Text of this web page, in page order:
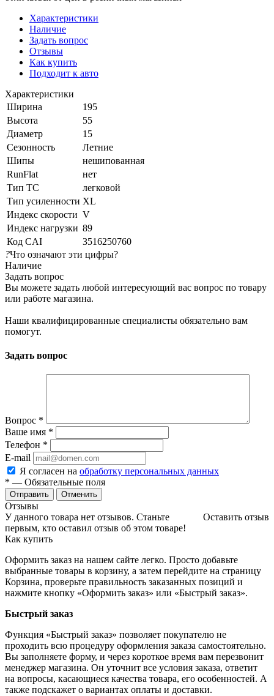
Характеристики
Наличие
Задать вопрос
Отзывы
Как купить
Подходит к авто
Характеристики
Ширина
195
Высота
55
Диаметр
15
Сезонность
Летние
Шипы
нешипованная
RunFlat
нет
Тип ТС
легковой
Тип усиленности XL
Индекс скорости V
Индекс нагрузки 89
Код CAI
3516250760
?Что означают эти цифры?
Наличие
Задать вопрос
Вы можете задать любой интересующий вас вопрос по товару
или работе магазина.
Наши квалифицированные специалисты обязательно вам
помогут.
Задать вопрос
Вопрос *
Ваше имя *
Телефон *
E-mail
Я согласен на обработку персональных данных
* — Обязательные поля
Отменить
Отзывы
Оставить отзыв
У данного товара нет отзывов. Станьте
первым, кто оставил отзыв об этом товаре!
Как купить
Оформить заказ на нашем сайте легко. Просто добавьте
выбранные товары в корзину, а затем перейдите на страницу
Корзина, проверьте правильность заказанных позиций и
нажмите кнопку «Оформить заказ» или «Быстрый заказ».
Быстрый заказ
Функция «Быстрый заказ» позволяет покупателю не
проходить всю процедуру оформления заказа самостоятельно.
Вы заполняете форму, и через короткое время вам перезвонит
менеджер магазина. Он уточнит все условия заказа, ответит
на вопросы, касающиеся качества товара, его особенностей. А
также подскажет о вариантах оплаты и доставки.